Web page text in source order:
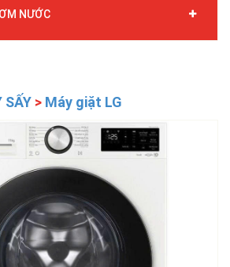
NƯỚC
SẤY > Máy giặt LG